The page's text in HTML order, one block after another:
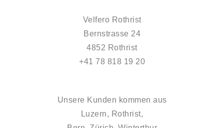
Velfero Rothrist
Bernstrasse 24
4852 Rothrist
+41 78 818 19 20
Unsere Kunden kommen aus
Luzern, Rothrist,